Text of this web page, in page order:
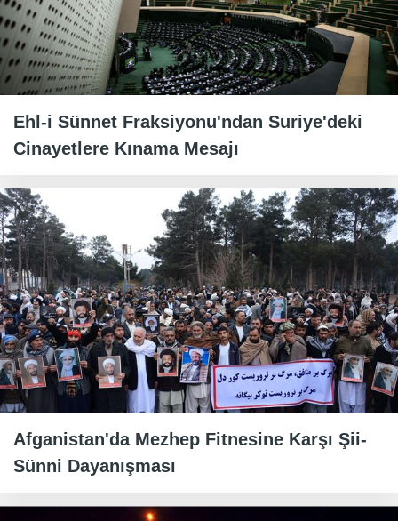
Ehl-i Sünnet Fraksiyonu'ndan Suriye'deki
Cinayetlere Kınama Mesajı
Afganistan'da Mezhep Fitnesine Karşı Şii-
Sünni Dayanışması